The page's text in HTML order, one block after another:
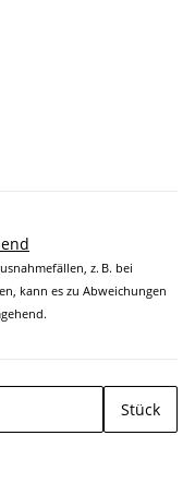
z. B. bei
kann es zu Abweichungen
Stück